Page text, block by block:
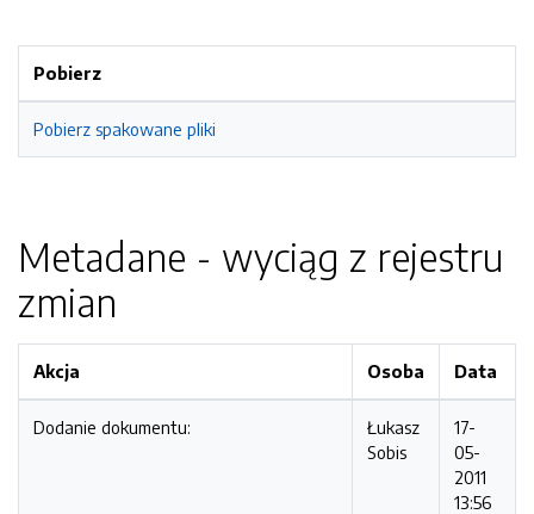
Pobierz
Pobierz spakowane pliki
Metadane - wyciąg z rejestru
zmian
Akcja Osoba Data
Dodanie dokumentu:
Łukasz
Sobis
17-
05-
2011
13:56